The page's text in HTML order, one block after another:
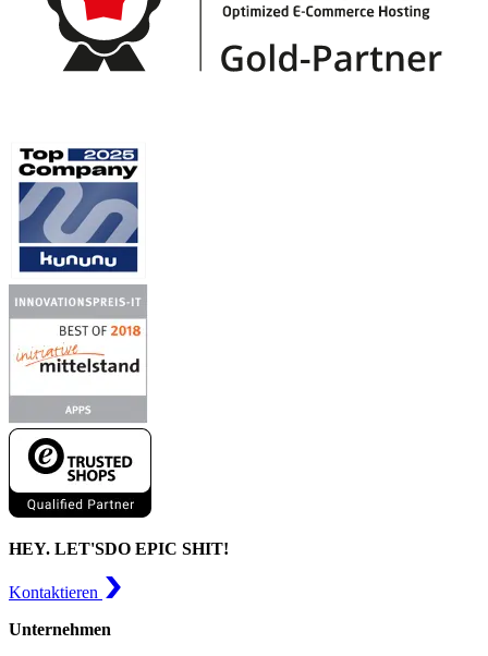
HEY. LET'SDO EPIC SHIT!
Kontaktieren
Unternehmen